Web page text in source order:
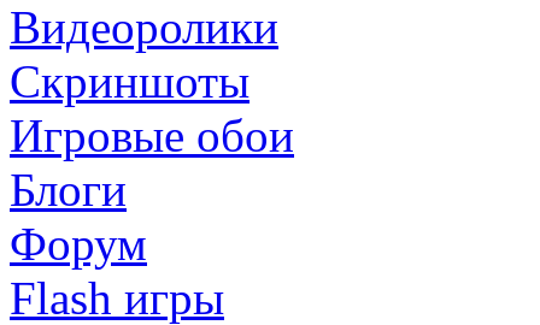
Видеоролики
Скриншоты
Игровые обои
Блоги
Форум
Flash игры